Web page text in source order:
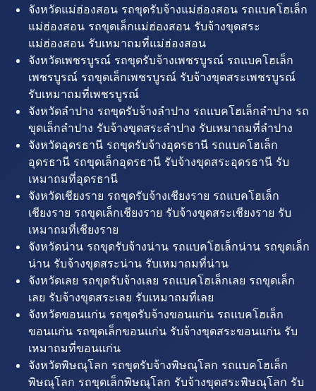
จังหวัดแม่ฮ่องสอน รถขุดรับจ้างแม่ฮ่องสอน รถแบคโฮเล็ก
แม่ฮ่องสอน รถขุดเล็กแม่ฮ่องสอน รับจ้างขุดสระ
แม่ฮ่องสอน รับเหมาถมที่แม่ฮ่องสอน
จังหวัดเพชรบูรณ์ รถขุดรับจ้างเพชรบูรณ์ รถแบคโฮเล็ก
เพชรบูรณ์ รถขุดเล็กเพชรบูรณ์ รับจ้างขุดสระเพชรบูรณ์
รับเหมาถมที่เพชรบูรณ์
จังหวัดลำปาง รถขุดรับจ้างลำปาง รถแบคโฮเล็กลำปาง รถ
ขุดเล็กลำปาง รับจ้างขุดสระลำปาง รับเหมาถมที่ลำปาง
จังหวัดอุดรธานี รถขุดรับจ้างอุดรธานี รถแบคโฮเล็ก
อุดรธานี รถขุดเล็กอุดรธานี รับจ้างขุดสระอุดรธานี รับ
เหมาถมที่อุดรธานี
จังหวัดเชียงราย รถขุดรับจ้างเชียงราย รถแบคโฮเล็ก
เชียงราย รถขุดเล็กเชียงราย รับจ้างขุดสระเชียงราย รับ
เหมาถมที่เชียงราย
จังหวัดน่าน รถขุดรับจ้างน่าน รถแบคโฮเล็กน่าน รถขุดเล็ก
น่าน รับจ้างขุดสระน่าน รับเหมาถมที่น่าน
จังหวัดเลย รถขุดรับจ้างเลย รถแบคโฮเล็กเลย รถขุดเล็ก
เลย รับจ้างขุดสระเลย รับเหมาถมที่เลย
จังหวัดขอนแก่น รถขุดรับจ้างขอนแก่น รถแบคโฮเล็ก
ขอนแก่น รถขุดเล็กขอนแก่น รับจ้างขุดสระขอนแก่น รับ
เหมาถมที่ขอนแก่น
จังหวัดพิษณุโลก รถขุดรับจ้างพิษณุโลก รถแบคโฮเล็ก
พิษณุโลก รถขุดเล็กพิษณุโลก รับจ้างขุดสระพิษณุโลก รับ